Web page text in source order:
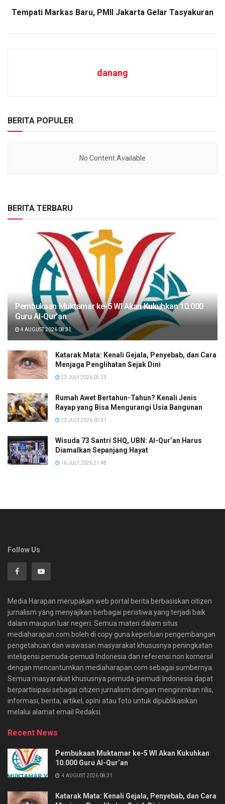
Tempati Markas Baru, PMII Jakarta Gelar Tasyakuran
danang
BERITA POPULER
No Content Available
BERITA TERBARU
Pembukaan Muktamar ke-5 WI Akan Kukuhkan 10.000
Guru Al-Qur’an
4 AUGUST 2026 08:31
Katarak Mata: Kenali Gejala, Penyebab, dan Cara
Menjaga Penglihatan Sejak Dini
23 JULY 2026 05:33
Rumah Awet Bertahun-Tahun? Kenali Jenis
Rayap yang Bisa Mengurangi Usia Bangunan
23 JULY 2026 05:31
Wisuda 73 Santri SHQ, UBN: Al-Qur’an Harus
Diamalkan Sepanjang Hayat
16 JULY 2026 21:48
Follow Us
Media Harapan merupakan web portal berita berbasiskan citizen
jurnalism yang menyajikan berbagai peristiwa yang terjadi baik
dalam maupun luar negeri. Semua materi dalam situs
mediaharapan.com boleh di copy guna keperluan pengembangan
pengetahuan dan wawasan masyarakat khususnya peningkatan
inteligensi pemuda-pemudi Indonesia dan referensi non komersil
dengan mencantumkan mediaharapan.com sebagai sumbernya.
Semua masyarakat khususnya pemuda-pemudi Indonesia dapat
berpartisipasi sebagai citizen jurnalism dengan mengirimkan rilis,
informasi, berita, artikel, opini atau foto untuk dipublikasikan
melalui alamat email Redaksi.
Recent News
Pembukaan Muktamar ke-5 WI Akan Kukuhkan
10.000 Guru Al-Qur’an
4 AUGUST 2026 08:31
Katarak Mata: Kenali Gejala, Penyebab, dan Cara